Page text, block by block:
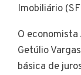
Imobiliário
O
Getúlio
básica de